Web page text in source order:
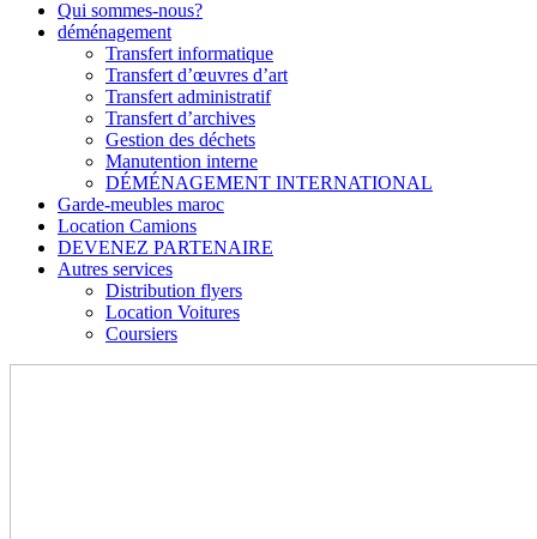
Qui sommes-nous?
déménagement
Transfert informatique
Transfert d’œuvres d’art
Transfert administratif
Transfert d’archives
Gestion des déchets
Manutention interne
DÉMÉNAGEMENT INTERNATIONAL
Garde-meubles maroc
Location Camions
DEVENEZ PARTENAIRE
Autres services
Distribution flyers
Location Voitures
Coursiers